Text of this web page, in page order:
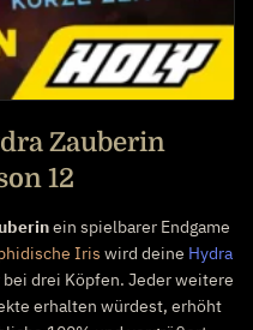
Zauberin
12
ein spielbarer Endgame
Iris wird deine Hydra
drei Köpfen. Jeder weitere
erhalten würdest, erhöht